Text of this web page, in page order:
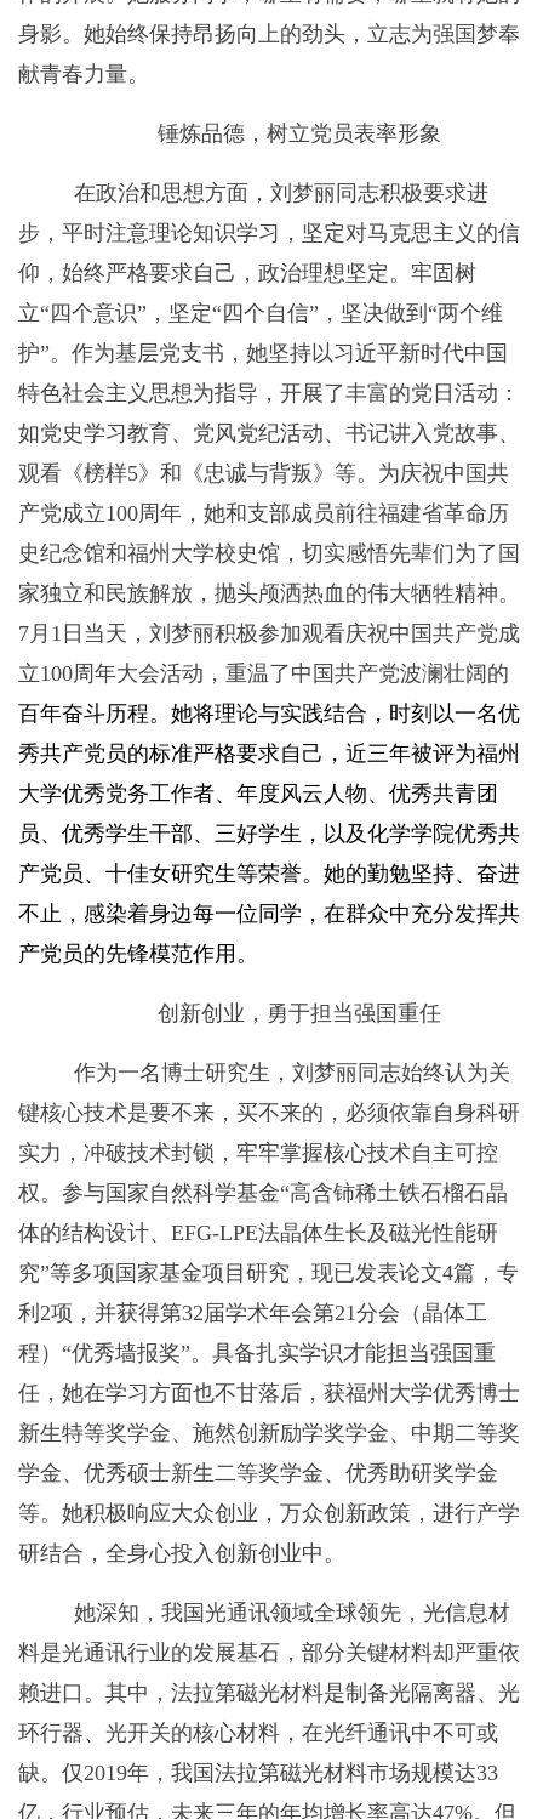
身影。她始终保持昂扬向上的劲头，立志为强国梦奉
献青春力量。
锤炼品德，树立党员表率形象
在政治和思想方面，刘梦丽同志积极要求进
步，平时注意理论知识学习，坚定对马克思主义的信
仰，始终严格要求自己，政治理想坚定。牢固树
立“四个意识”，坚定“四个自信”，坚决做到“两个维
护”。作为基层党支书，她坚持以习近平新时代中国
特色社会主义思想为指导，开展了丰富的党日活动：
如党史学习教育、党风党纪活动、书记讲入党故事、
观看《榜样5》和《忠诚与背叛》等。为庆祝中国共
产党成立100周年，她和支部成员前往福建省革命历
史纪念馆和福州大学校史馆，切实感悟先辈们为了国
家独立和民族解放，抛头颅洒热血的伟大牺牲精神。
7月 1 日当天，刘梦丽积极参加观看庆祝中国共产党成
立100周年大会活动，重温了中国共产党波澜壮阔的
百年奋斗历程。她将理论与实践结合，时刻以一名优
秀共产党员的标准严格要求自己，近三年被评为福州
大学优秀党务工作者、年度风云人物、优秀共青团
员、优秀学生干部、三好学生，以及化学学院优秀共
产党员、十佳女研究生等荣誉。她的勤勉坚持、奋进
不止，感染着身边每一位同学，在群众中充分发挥共
产党员的先锋模范作用。
创新创业，勇于担当强国重任
作为一名博士研究生，刘梦丽同志始终认为关
键核心技术是要不来，买不来的，必须依靠自身科研
实力，冲破技术封锁，牢牢掌握核心技术自主可控
权。参与国家自然科学基金“高含铈稀土铁石榴石晶
体的结构设计、 EFG-LPE法晶体生长及磁光性能研
究”等多项国家基金项目研究，现已发表论文4篇，专
利 2项，并获得第32届学术年会第21分会（晶体工
程）“优秀墙报奖”。具备扎实学识才能担当强国重
任，她在学习方面也不甘落后，获福州大学优秀博士
新生特等奖学金、施然创新励学奖学金、中期二等奖
学金、优秀硕士新生二等奖学金、优秀助研奖学金
等。她积极响应大众创业，万众创新政策，进行产学
研结合，全身心投入创新创业中。
她深知，我国光通讯领域全球领先，光信息材
料是光通讯行业的发展基石，部分关键材料却严重依
赖进口。其中，法拉第磁光材料是制备光隔离器、光
环行器、光开关的核心材料，在光纤通讯中不可或
缺。仅2019年，我国法拉第磁光材料市场规模达33
亿，行业预估，未来三年的年均增长率高达47%。但